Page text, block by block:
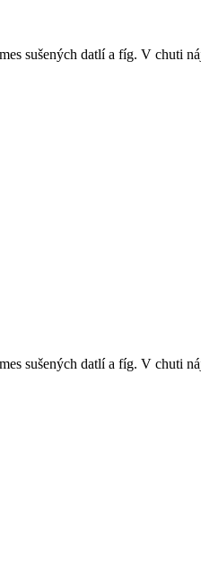
sušených datlí a fíg. V chuti
sušených datlí a fíg. V chuti